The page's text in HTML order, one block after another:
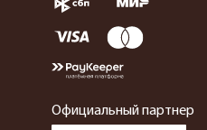
Официальный партнер